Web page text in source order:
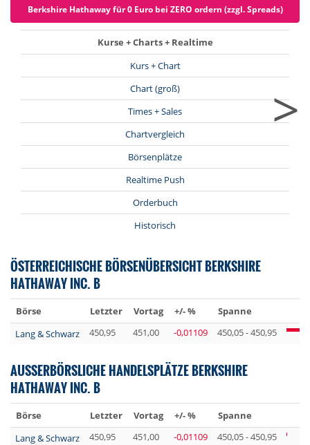
Berkshire Hathaway für 0 Euro bei ZERO ordern (zzgl. Spreads)
Kurse + Charts + Realtime
Kurs + Chart
Chart (groß)
Times + Sales
Chartvergleich
Börsenplätze
Realtime Push
Orderbuch
Historisch
>
ÖSTERREICHISCHE BÖRSENÜBERSICHT BERKSHIRE
HATHAWAY INC. B
Börse Letzter Vortag +/- %
Spanne
Lang & Schwarz
450,95 451,00 -0,01109 450,05 - 450,95
AUSSERBÖRSLICHE HANDELSPLÄTZE BERKSHIRE
HATHAWAY INC. B
Börse Letzter Vortag +/- %
Spanne
Lang & Schwarz
450,95 451,00 -0,01109
450,05 - 450,95